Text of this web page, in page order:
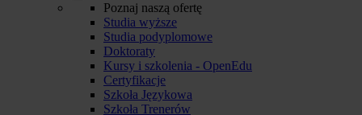
Poznaj naszą ofertę
Studia wyższe
Studia podyplomowe
Doktoraty
Kursy i szkolenia - OpenEdu
Certyfikacje
Szkoła Językowa
Szkoła Trenerów